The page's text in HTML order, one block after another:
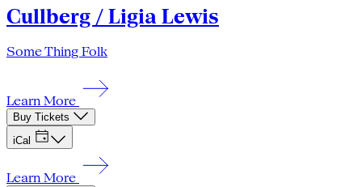
Cullberg / Ligia Lewis
Some Thing Folk
Learn More
Buy Tickets
iCal
Learn More